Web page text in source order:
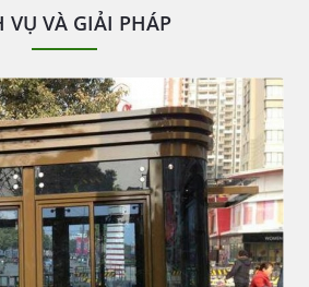
VỤ VÀ GIẢI PHÁP